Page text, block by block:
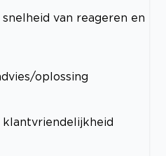
van reageren en
oplossing